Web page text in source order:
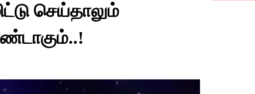
செய்தாலும்